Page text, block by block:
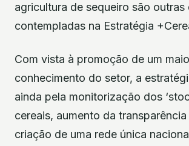
agricultura de sequeiro são outras
contempladas na Estratégia
Com vista à promoção de um
conhecimento do setor, a
ainda pela monitorização dos
cereais, aumento da
criação de uma rede única